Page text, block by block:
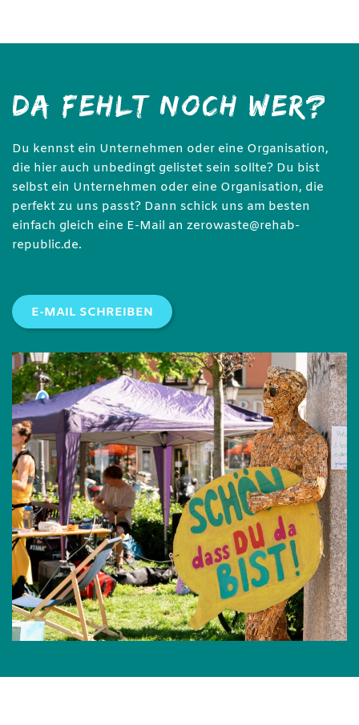
DA FEHLT NOCH WER?
Du kennst ein Unternehmen oder eine Organisation,
die hier auch unbedingt gelistet sein sollte? Du bist
selbst ein Unternehmen oder eine Organisation, die
perfekt zu uns passt? Dann schick uns am besten
einfach gleich eine E-Mail an zerowaste@rehab-
republic.de.
E-MAIL SCHREIBEN